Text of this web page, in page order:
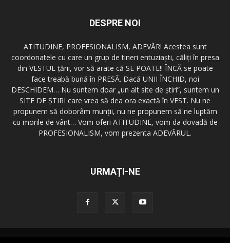
DESPRE NOI
ATITUDINE, PROFESIONALISM, ADEVĂR! Acestea sunt
coordonatele cu care un grup de tineri entuziaşti, căliţi în presa
din VESTUL ţării, vor să arate că SE POATE!! ÎNCĂ se poate
face treabă bună în PRESĂ. Dacă UNII ÎNCHID, noi
DESCHIDEM… Nu suntem doar „un alt site de ştiri”, suntem un
SITE DE ŞTIRI care vrea să dea ora exactă în VEST. Nu ne
propunem să doborâm munţii, nu ne propunem să ne luptăm
cu morile de vânt… Vom oferi ATITUDINE, vom da dovadă de
PROFESIONALISM, vom prezenta ADEVĂRUL.
URMAȚI-NE